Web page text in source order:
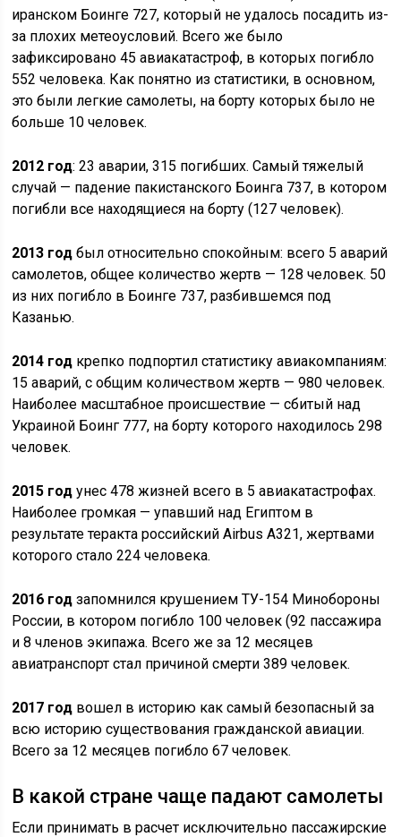
иранском Боинге 727, который не удалось посадить из-
за плохих метеоусловий. Всего же было
зафиксировано 45 авиакатастроф, в которых погибло
552 человека. Как понятно из статистики, в основном,
это были легкие самолеты, на борту которых было не
больше 10 человек.
2012 год: 23 аварии, 315 погибших. Самый тяжелый
случай — падение пакистанского Боинга 737, в котором
погибли все находящиеся на борту (127 человек).
2013 год был относительно спокойным: всего 5 аварий
самолетов, общее количество жертв — 128 человек. 50
из них погибло в Боинге 737, разбившемся под
Казанью.
2014 год крепко подпортил статистику авиакомпаниям:
15 аварий, с общим количеством жертв — 980 человек.
Наиболее масштабное происшествие — сбитый над
Украиной Боинг 777, на борту которого находилось 298
человек.
2015 год унес 478 жизней всего в 5 авиакатастрофах.
Наиболее громкая — упавший над Египтом в
результате теракта российский Airbus A321, жертвами
которого стало 224 человека.
2016 год запомнился крушением ТУ-154 Минобороны
России, в котором погибло 100 человек (92 пассажира
и 8 членов экипажа. Всего же за 12 месяцев
авиатранспорт стал причиной смерти 389 человек.
2017 год вошел в историю как самый безопасный за
всю историю существования гражданской авиации.
Всего за 12 месяцев погибло 67 человек.
В какой стране чаще падают самолеты
Если принимать в расчет исключительно пассажирские